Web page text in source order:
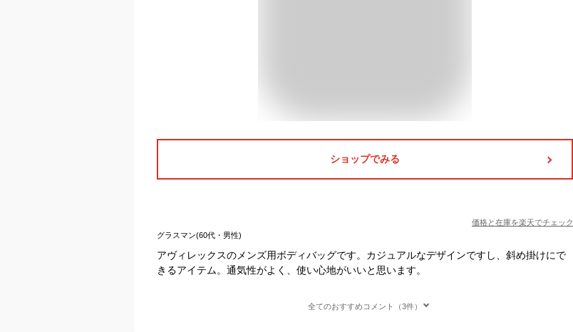
ショップでみる
価格と在庫を楽天でチェック
グラスマン(60代・男性)
アヴィレックスのメンズ用ボディバッグです。カジュアルなデザインですし、斜め掛けにで
きるアイテム。通気性がよく、使い心地がいいと思います。
全てのおすすめコメント（3件）